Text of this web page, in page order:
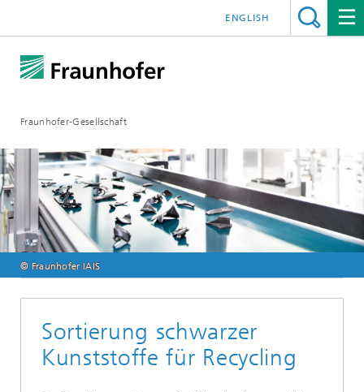
Fraunhofer-Gesellschaft
ENGLISH
© Fraunhofer IAIS
Sortierung schwarzer
Kunststoffe für Recycling